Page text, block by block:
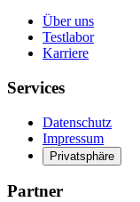
Über uns
Testlabor
Karriere
Services
Datenschutz
Impressum
Privatsphäre
Partner